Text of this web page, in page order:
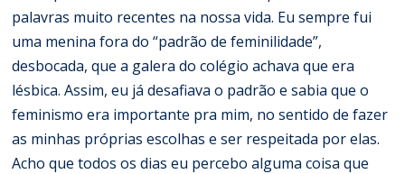
palavras muito recentes na nossa vida. Eu sempre fui
uma menina fora do “padrão de feminilidade”,
desbocada, que a galera do colégio achava que era
lésbica. Assim, eu já desafiava o padrão e sabia que o
feminismo era importante pra mim, no sentido de fazer
as minhas próprias escolhas e ser respeitada por elas.
Acho que todos os dias eu percebo alguma coisa que